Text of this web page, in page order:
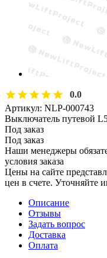
0.0
Артикул: NLP-000743
Выключатель путевой
Под заказ
Под заказ
Наши менеджеры
условия заказа
Цены на сайте
цен в счете. Уточняйте
Описание
Отзывы
Задать вопрос
Доставка
Оплата